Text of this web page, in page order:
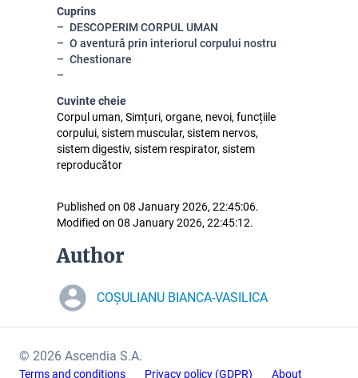
Cuprins
DESCOPERIM CORPUL UMAN
O aventură prin interiorul corpului nostru
Chestionare
Cuvinte cheie
Corpul uman, Simțuri, organe, nevoi, funcțiile
corpului, sistem muscular, sistem nervos,
sistem digestiv, sistem respirator, sistem
reproducător
Published on 08 January 2026, 22:45:06.
Modified on 08 January 2026, 22:45:12.
Author
COȘULIANU BIANCA-VASILICA
© 2026 Ascendia S.A.
Terms and conditions Privacy policy (GDPR) About